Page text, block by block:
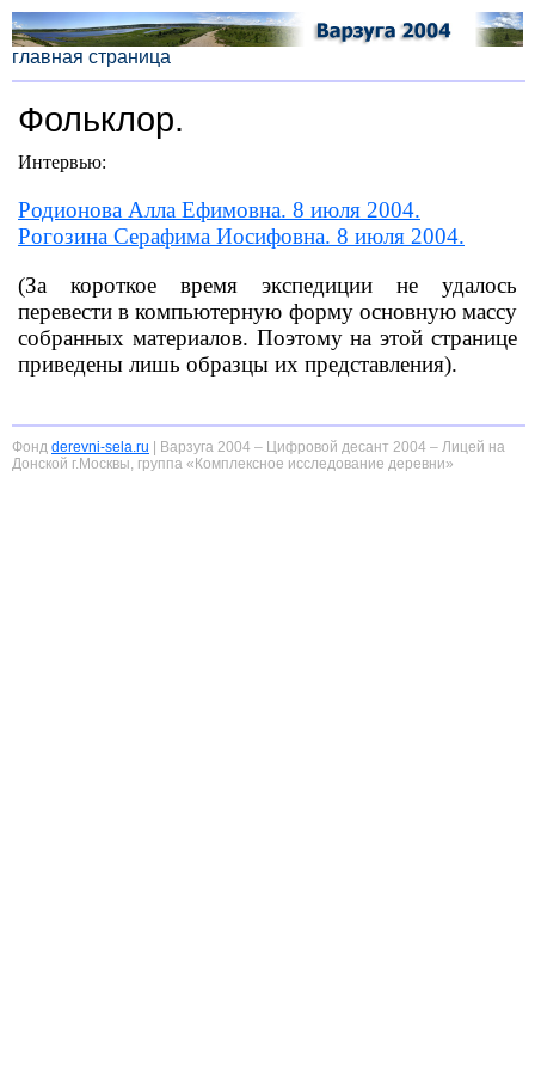
главная страница
Фольклор.
Интервью:
Родионова Алла Ефимовна. 8 июля 2004.
Рогозина Серафима Иосифовна. 8 июля 2004.
(За короткое время экспедиции не удалось
перевести в компьютерную форму основную массу
собранных материалов. Поэтому на этой странице
приведены лишь образцы их представления).
Фонд derevni-sela.ru | Варзуга 2004 – Цифровой десант 2004 – Лицей на
Донской г.Москвы, группа «Комплексное исследование деревни»